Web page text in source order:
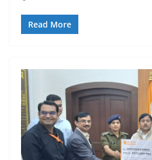
Read More